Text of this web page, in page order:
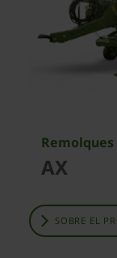
Remolques
AX
SOBRE EL